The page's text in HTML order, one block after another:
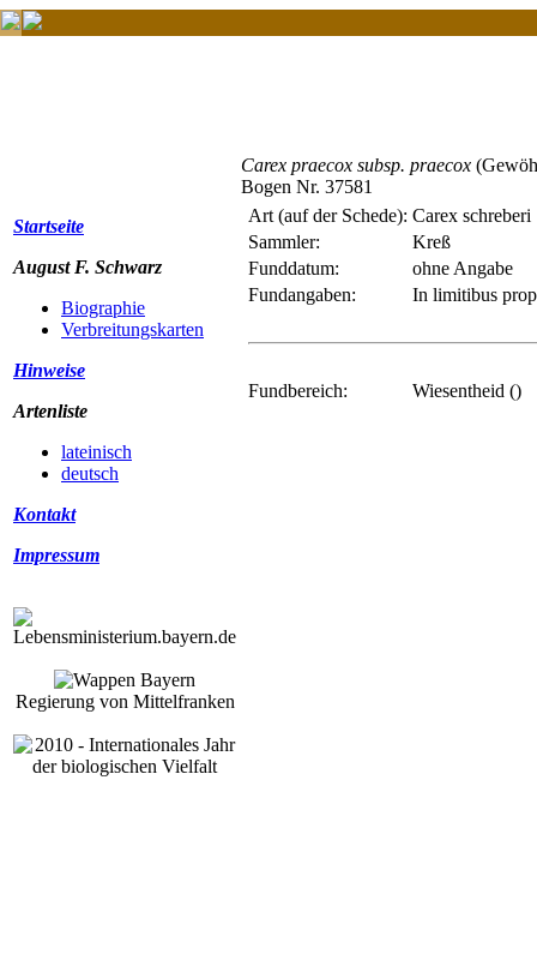
Startseite
August F. Schwarz
Biographie
Verbreitungskarten
Hinweise
Artenliste
lateinisch
deutsch
Kontakt
Impressum
Regierung von Mittelfranken
Carex praecox subsp. praecox
Bogen Nr. 37581
Art (auf der Schede): Carex schreberi
Sammler:
Kreß
Funddatum:
ohne Angabe
Fundangaben:
In limitibus
Fundbereich: Wiesentheid ()